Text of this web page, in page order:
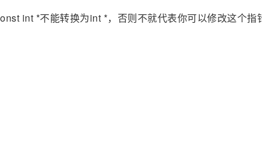
int *不能转换为int *，否则不就代表你可以修改这个指